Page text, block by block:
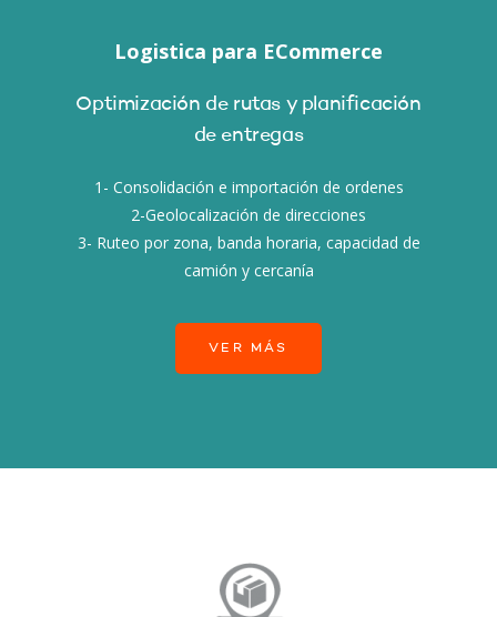
Logistica para ECommerce
Optimización de rutas y planificación
de entregas
1- Consolidación e importación de ordenes
2-Geolocalización de direcciones
3- Ruteo por zona, banda horaria, capacidad de
camión y cercanía
VER MÁS